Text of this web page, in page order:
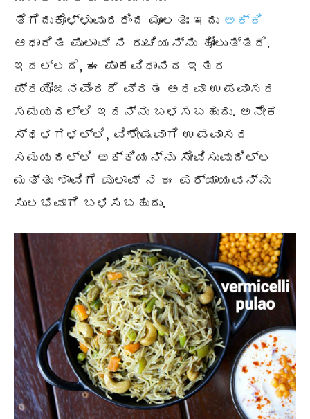
ತೆಗೆದುಕೊಳ್ಳುವುದರಿಂದ ಮೂಲತಃ ಇದು ಅಕ್ಕಿ
ಆಧಾರಿತ ಪುಲಾವ್ ನ ರುಚಿಯನ್ನು ಹೋಲುತ್ತದೆ.
ಇದಲ್ಲದೆ, ಈ ಪಾಕವಿಧಾನದ ಇತರ
ಪ್ರಯೋಜನವೆಂದರೆ ವ್ರತ ಅಥವಾ ಉಪವಾಸದ
ಸಮಯದಲ್ಲಿ ಇದನ್ನು ಬಳಸಬಹುದು. ಅನೇಕ
ಸ್ಥಳಗಳಲ್ಲಿ, ವಿಶೇಷವಾಗಿ ಉಪವಾಸದ
ಸಮಯದಲ್ಲಿ ಅಕ್ಕಿಯನ್ನು ಸೇವಿಸುವುದಿಲ್ಲ
ಮತ್ತು ಶಾವಿಗೆ ಪುಲಾವ್ ನ ಈ ಪರ್ಯಾಯವನ್ನು
ಸುಲಭವಾಗಿ ಬಳಸಬಹುದು.